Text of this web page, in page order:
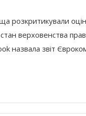
стан верховенства
назвала звіт